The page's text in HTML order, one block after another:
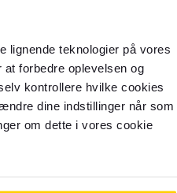
lignende teknologier på vores
forbedre oplevelsen og
kontrollere hvilke cookies
dine indstillinger når som
om dette i vores cookie
Retur